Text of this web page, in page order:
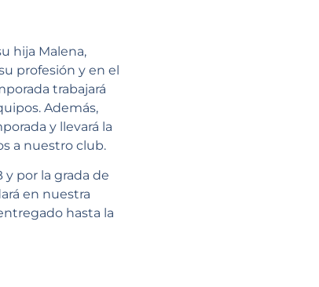
hija Malena,
profesión y en el
trabajará
Además,
y llevará la
a nuestro club.
por la grada de
en nuestra
hasta la